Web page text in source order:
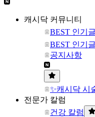
캐시닥 커뮤니티
BEST 인기
BEST 인기
공지사항
✨캐시닥 시
전문가 칼럼
건강 칼럼